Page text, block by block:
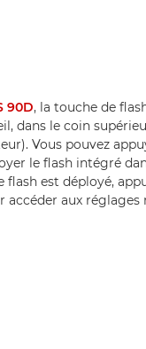
90D, la touche de
dans le coin
Vous pouvez
le flash intégré
flash est déployé,
accéder aux réglages